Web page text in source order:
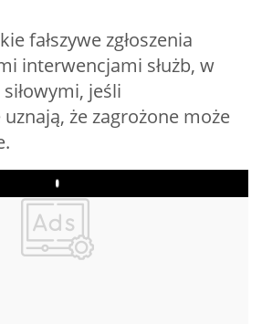
fałszywe zgłoszenia
interwencjami służb, w
jeśli
że zagrożone może
Play